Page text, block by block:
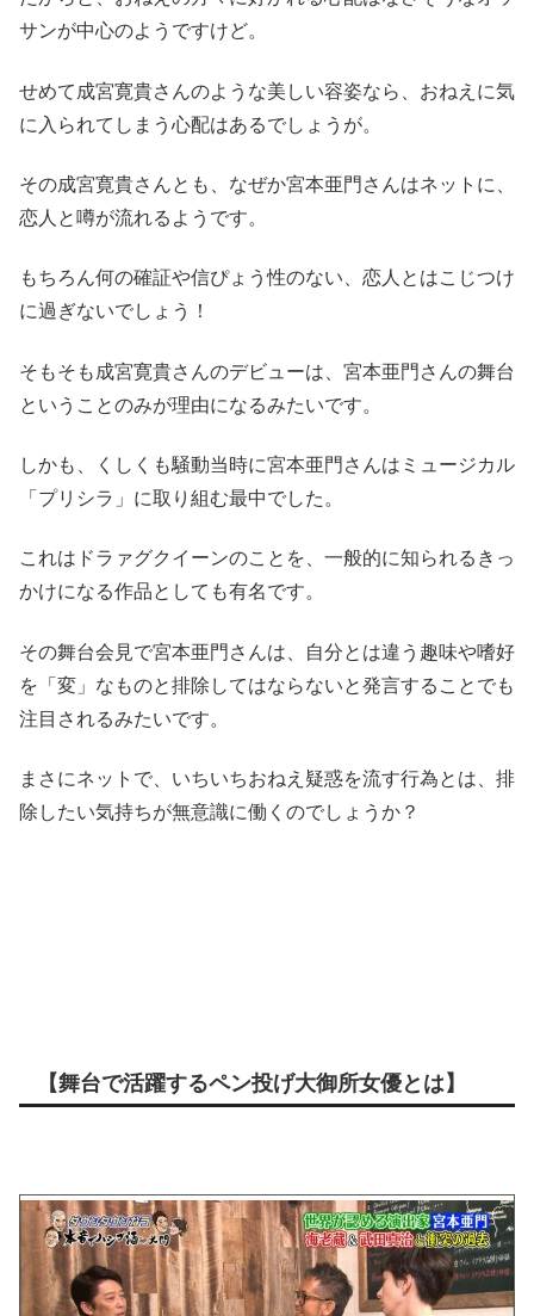
サンが中心のようですけど。
せめて成宮寛貴さんのような美しい容姿なら、おねえに気
に入られてしまう心配はあるでしょうが。
その成宮寛貴さんとも、なぜか宮本亜門さんはネットに、
恋人と噂が流れるようです。
もちろん何の確証や信ぴょう性のない、恋人とはこじつけ
に過ぎないでしょう！
そもそも成宮寛貴さんのデビューは、宮本亜門さんの舞台
ということのみが理由になるみたいです。
しかも、くしくも騒動当時に宮本亜門さんはミュージカル
「プリシラ」に取り組む最中でした。
これはドラァグクイーンのことを、一般的に知られるきっ
かけになる作品としても有名です。
その舞台会見で宮本亜門さんは、自分とは違う趣味や嗜好
を「変」なものと排除してはならないと発言することでも
注目されるみたいです。
まさにネットで、いちいちおねえ疑惑を流す行為とは、排
除したい気持ちが無意識に働くのでしょうか？
【舞台で活躍するペン投げ大御所女優とは】